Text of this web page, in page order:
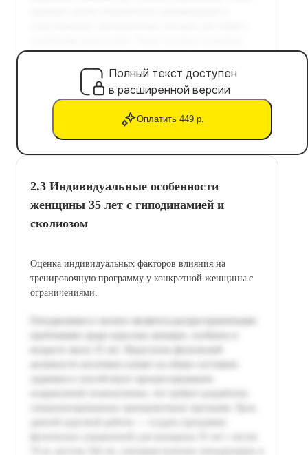
Полный текст доступен
в расширенной версии
Оплатить 449 р.
2.3 Индивидуальные особенности
женщины 35 лет с гиподинамией и
сколиозом
Оценка индивидуальных факторов влияния на
тренировочную программу у конкретной женщины с
ограничениями.